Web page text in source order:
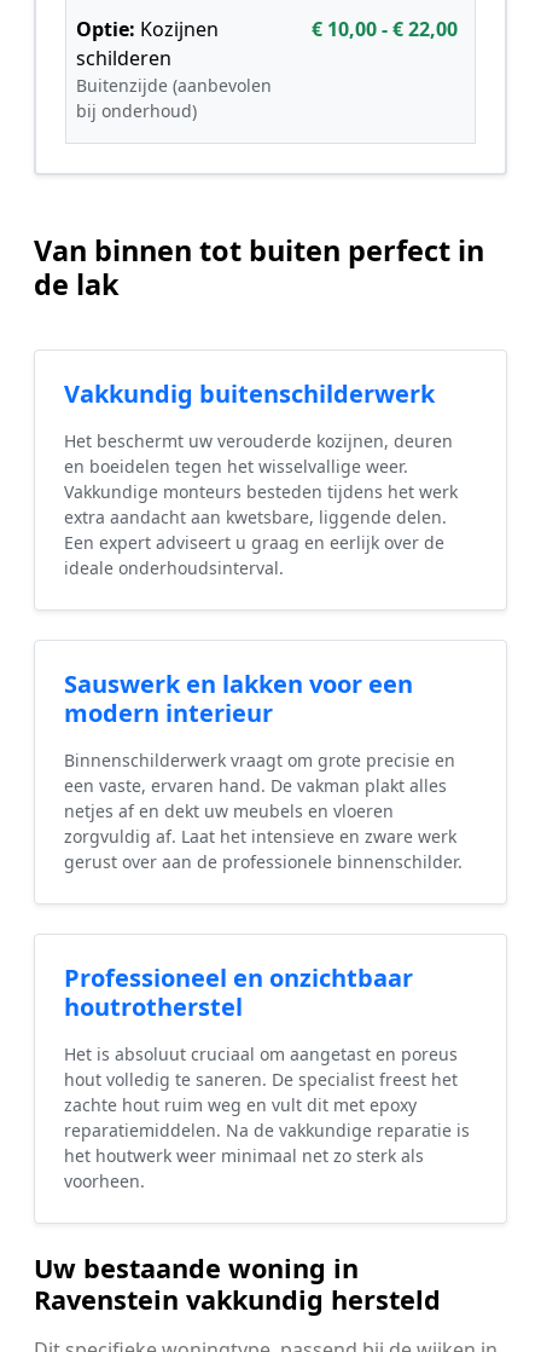
Optie: Kozijnen
schilderen
Buitenzijde (aanbevolen
bij onderhoud)
€ 10,00 - € 22,00
Van binnen tot buiten perfect in
de lak
Vakkundig buitenschilderwerk
Het beschermt uw verouderde kozijnen, deuren
en boeidelen tegen het wisselvallige weer.
Vakkundige monteurs besteden tijdens het werk
extra aandacht aan kwetsbare, liggende delen.
Een expert adviseert u graag en eerlijk over de
ideale onderhoudsinterval.
Sauswerk en lakken voor een
modern interieur
Binnenschilderwerk vraagt om grote precisie en
een vaste, ervaren hand. De vakman plakt alles
netjes af en dekt uw meubels en vloeren
zorgvuldig af. Laat het intensieve en zware werk
gerust over aan de professionele binnenschilder.
Professioneel en onzichtbaar
houtrotherstel
Het is absoluut cruciaal om aangetast en poreus
hout volledig te saneren. De specialist freest het
zachte hout ruim weg en vult dit met epoxy
reparatiemiddelen. Na de vakkundige reparatie is
het houtwerk weer minimaal net zo sterk als
voorheen.
Uw bestaande woning in
Ravenstein vakkundig hersteld